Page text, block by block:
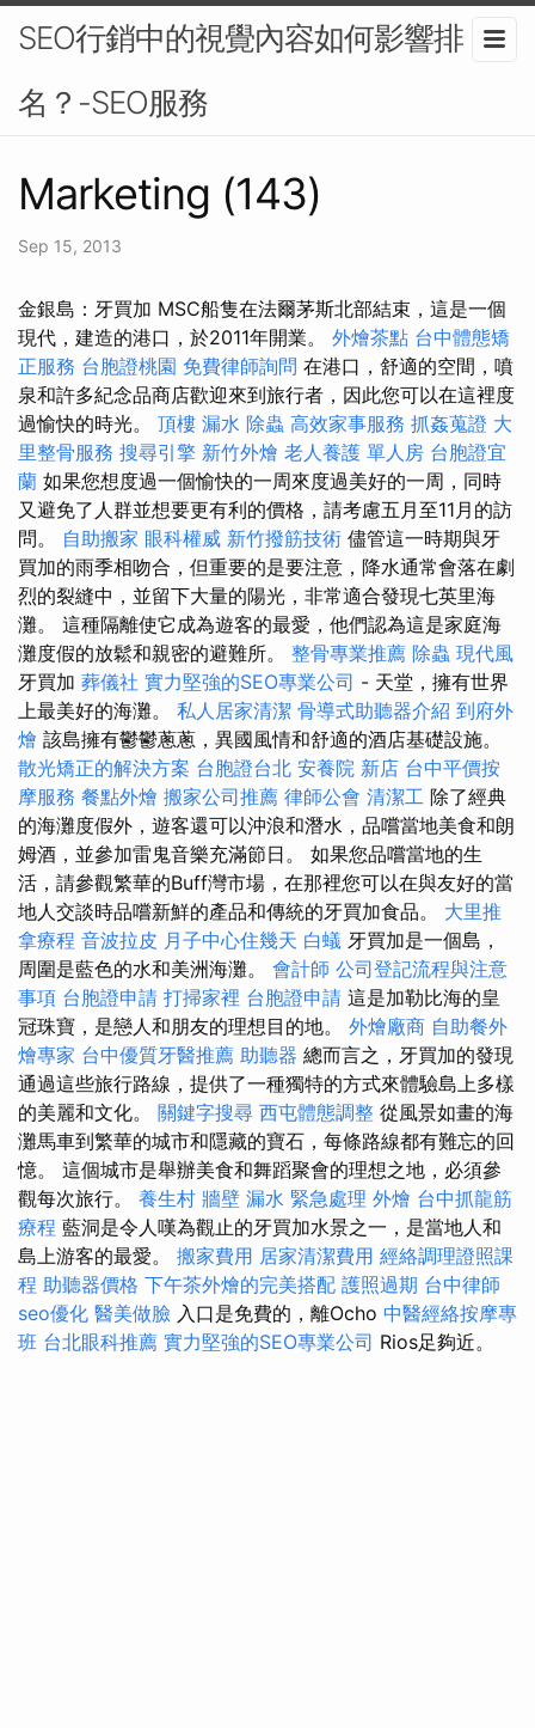
SEO行銷中的視覺內容如何影響排
名？-SEO服務
Marketing (143)
Sep 15, 2013
金銀島：牙買加 MSC船隻在法爾茅斯北部結束，這是一個
現代，建造的港口，於2011年開業。 外燴茶點 台中體態矯
正服務 台胞證桃園 免費律師詢問 在港口，舒適的空間，噴
泉和許多紀念品商店歡迎來到旅行者，因此您可以在這裡度
過愉快的時光。 頂樓 漏水 除蟲 高效家事服務 抓姦蒐證 大
里整骨服務 搜尋引擎 新竹外燴 老人養護 單人房 台胞證宜
蘭 如果您想度過一個愉快的一周來度過美好的一周，同時
又避免了人群並想要更有利的價格，請考慮五月至11月的訪
問。 自助搬家 眼科權威 新竹撥筋技術 儘管這一時期與牙
買加的雨季相吻合，但重要的是要注意，降水通常會落在劇
烈的裂縫中，並留下大量的陽光，非常適合發現七英里海
灘。 這種隔離使它成為遊客的最愛，他們認為這是家庭海
灘度假的放鬆和親密的避難所。 整骨專業推薦 除蟲 現代風
牙買加 葬儀社 實力堅強的SEO專業公司 - 天堂，擁有世界
上最美好的海灘。 私人居家清潔 骨導式助聽器介紹 到府外
燴 該島擁有鬱鬱蔥蔥，異國風情和舒適的酒店基礎設施。
散光矯正的解決方案 台胞證台北 安養院 新店 台中平價按
摩服務 餐點外燴 搬家公司推薦 律師公會 清潔工 除了經典
的海灘度假外，遊客還可以沖浪和潛水，品嚐當地美食和朗
姆酒，並參加雷鬼音樂充滿節日。 如果您品嚐當地的生
活，請參觀繁華的Buff灣市場，在那裡您可以在與友好的當
地人交談時品嚐新鮮的產品和傳統的牙買加食品。 大里推
拿療程 音波拉皮 月子中心住幾天 白蟻 牙買加是一個島，
周圍是藍色的水和美洲海灘。 會計師 公司登記流程與注意
事項 台胞證申請 打掃家裡 台胞證申請 這是加勒比海的皇
冠珠寶，是戀人和朋友的理想目的地。 外燴廠商 自助餐外
燴專家 台中優質牙醫推薦 助聽器 總而言之，牙買加的發現
通過這些旅行路線，提供了一種獨特的方式來體驗島上多樣
的美麗和文化。 關鍵字搜尋 西屯體態調整 從風景如畫的海
灘馬車到繁華的城市和隱藏的寶石，每條路線都有難忘的回
憶。 這個城市是舉辦美食和舞蹈聚會的理想之地，必須參
觀每次旅行。 養生村 牆壁 漏水 緊急處理 外燴 台中抓龍筋
療程 藍洞是令人嘆為觀止的牙買加水景之一，是當地人和
島上游客的最愛。 搬家費用 居家清潔費用 經絡調理證照課
程 助聽器價格 下午茶外燴的完美搭配 護照過期 台中律師
seo優化 醫美做臉 入口是免費的，離Ocho 中醫經絡按摩專
班 台北眼科推薦 實力堅強的SEO專業公司 Rios足夠近。